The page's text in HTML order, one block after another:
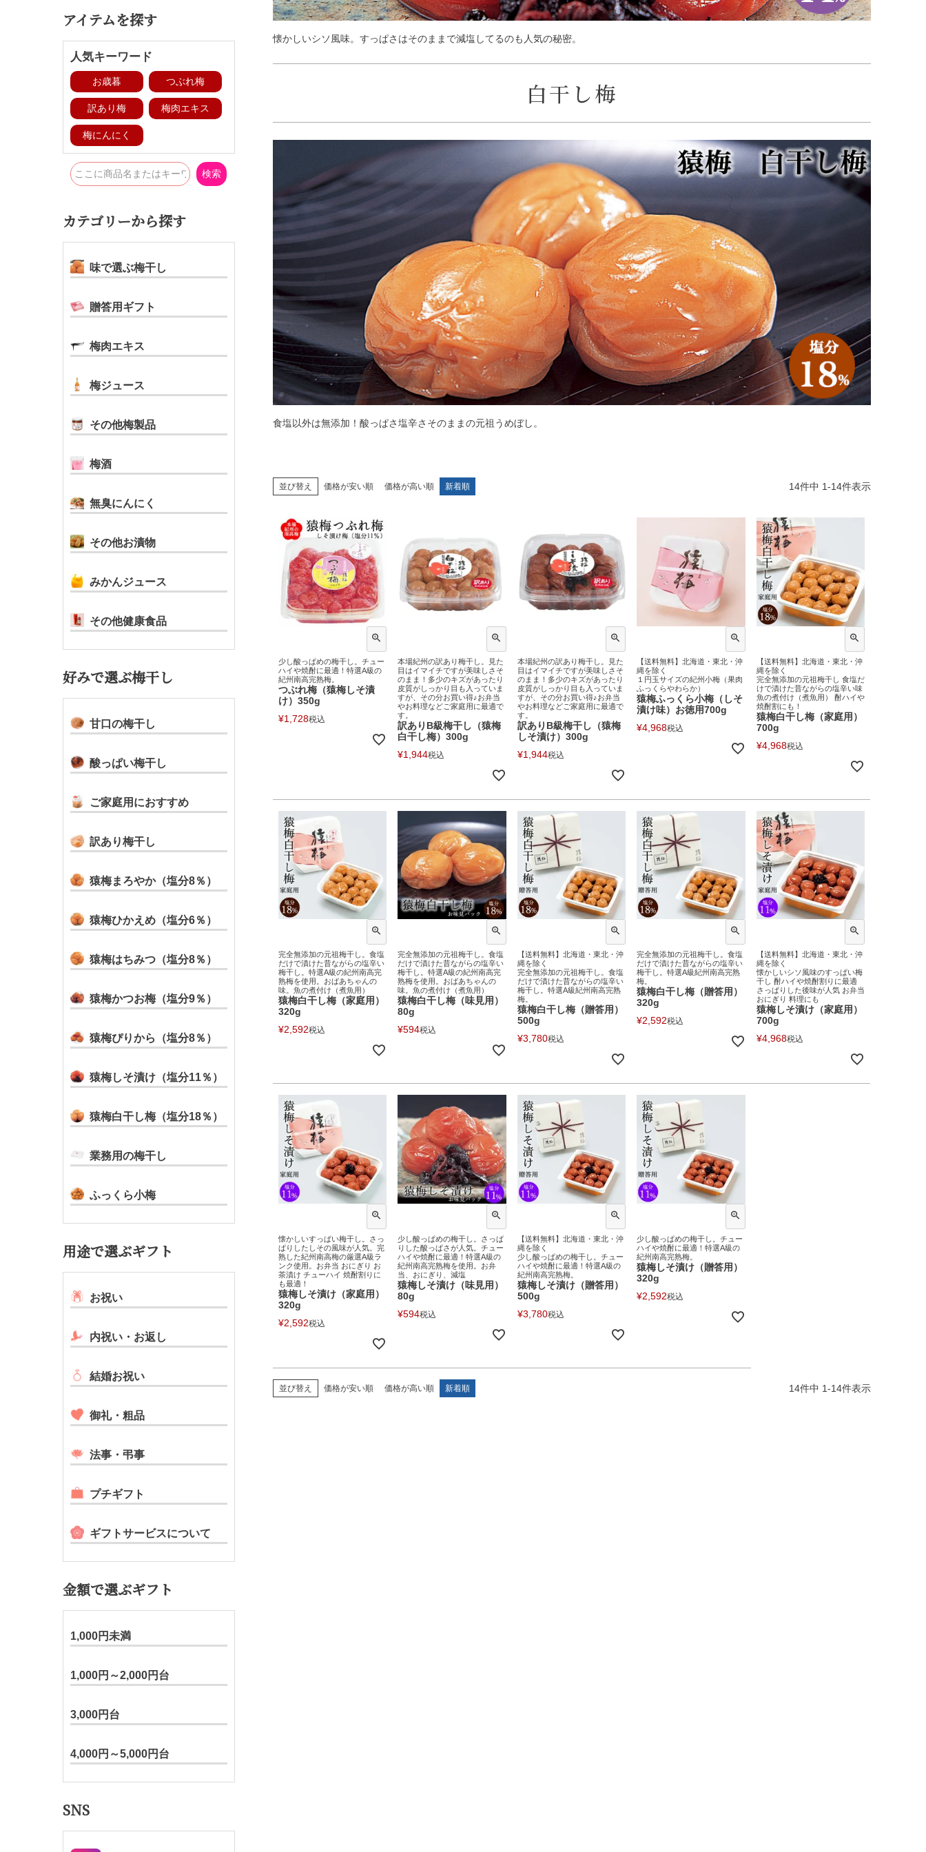
アイテムを探す
人気キーワード
お歳暮 つぶれ梅
訳あり梅 梅肉エキス
梅にんにく
検索
カテゴリーから探す
味で選ぶ梅干し
贈答用ギフト
梅肉エキス
梅ジュース
その他梅製品
梅酒
無臭にんにく
その他お漬物
みかんジュース
その他健康食品
好みで選ぶ梅干し
甘口の梅干し
酸っぱい梅干し
ご家庭用におすすめ
訳あり梅干し
猿梅まろやか（塩分8％）
猿梅ひかえめ（塩分6％）
猿梅はちみつ（塩分8％）
猿梅かつお梅（塩分9％）
猿梅ぴりから（塩分8％）
猿梅しそ漬け（塩分11％）
猿梅白干し梅（塩分18％）
業務用の梅干し
ふっくら小梅
用途で選ぶギフト
お祝い
内祝い・お返し
結婚お祝い
御礼・粗品
法事・弔事
プチギフト
ギフトサービスについて
金額で選ぶギフト
1,000円未満
1,000円～2,000円台
3,000円台
4,000円～5,000円台
SNS
懐かしいシソ風味。すっぱさはそのままで減塩してるのも人気の秘密。
白干し梅
食塩以外は無添加！酸っぱさ塩辛さそのままの元祖うめぼし。
並び替え 価格が安い順 価格が高い順 新着順 14件中 1-14件表示
少し酸っぱめの梅干し。チュー
ハイや焼酎に最適！特選A級の
紀州南高完熟梅。
つぶれ梅（猿梅しそ漬
け）350g
¥1,728税込
本場紀州の訳あり梅干し。見た
目はイマイチですが美味しさそ
のまま！多少のキズがあったり
皮質がしっかり目も入っていま
すが、その分お買い得♪お弁当
やお料理などご家庭用に最適で
す。
訳ありB級梅干し（猿梅
白干し梅）300g
¥1,944税込
本場紀州の訳あり梅干し。見た
目はイマイチですが美味しさそ
のまま！多少のキズがあったり
皮質がしっかり目も入っていま
すが、その分お買い得♪お弁当
やお料理などご家庭用に最適で
す。
訳ありB級梅干し（猿梅
しそ漬け）300g
¥1,944税込
【送料無料】北海道・東北・沖
縄を除く
１円玉サイズの紀州小梅（果肉
ふっくらやわらか）
猿梅ふっくら小梅（しそ
漬け味）お徳用700g
¥4,968税込
【送料無料】北海道・東北・沖
縄を除く
完全無添加の元祖梅干し 食塩だ
けで漬けた昔ながらの塩辛い味
魚の煮付け（煮魚用） 酎ハイや
焼酎割にも！
猿梅白干し梅（家庭用）
700g
¥4,968税込
完全無添加の元祖梅干し。食塩
だけで漬けた昔ながらの塩辛い
梅干し。特選A級の紀州南高完
熟梅を使用。おばあちゃんの
味。魚の煮付け（煮魚用）
猿梅白干し梅（家庭用）
320g
¥2,592税込
完全無添加の元祖梅干し。食塩
だけで漬けた昔ながらの塩辛い
梅干し。特選A級の紀州南高完
熟梅を使用。おばあちゃんの
味。魚の煮付け（煮魚用）
猿梅白干し梅（味見用）
80g
¥594税込
【送料無料】北海道・東北・沖
縄を除く
完全無添加の元祖梅干し。食塩
だけで漬けた昔ながらの塩辛い
梅干し。特選A級紀州南高完熟
梅。
猿梅白干し梅（贈答用）
500g
¥3,780税込
完全無添加の元祖梅干し。食塩
だけで漬けた昔ながらの塩辛い
梅干し。特選A級紀州南高完熟
梅。
猿梅白干し梅（贈答用）
320g
¥2,592税込
【送料無料】北海道・東北・沖
縄を除く
懐かしいシソ風味のすっぱい梅
干し 酎ハイや焼酎割りに最適
さっぱりした後味が人気 お弁当
おにぎり 料理にも
猿梅しそ漬け（家庭用）
700g
¥4,968税込
懐かしいすっぱい梅干し。さっ
ぱりしたしその風味が人気。完
熟した紀州南高梅の厳選A級ラ
ンク使用。お弁当 おにぎり お
茶漬け チューハイ 焼酎割りに
も最適！
猿梅しそ漬け（家庭用）
320g
¥2,592税込
少し酸っぱめの梅干し。さっぱ
りした酸っぱさが人気。チュー
ハイや焼酎に最適！特選A級の
紀州南高完熟梅を使用。お弁
当、おにぎり、減塩
猿梅しそ漬け（味見用）
80g
¥594税込
【送料無料】北海道・東北・沖
縄を除く
少し酸っぱめの梅干し。チュー
ハイや焼酎に最適！特選A級の
紀州南高完熟梅。
猿梅しそ漬け（贈答用）
500g
¥3,780税込
少し酸っぱめの梅干し。チュー
ハイや焼酎に最適！特選A級の
紀州南高完熟梅。
猿梅しそ漬け（贈答用）
320g
¥2,592税込
並び替え 価格が安い順 価格が高い順 新着順 14件中 1-14件表示